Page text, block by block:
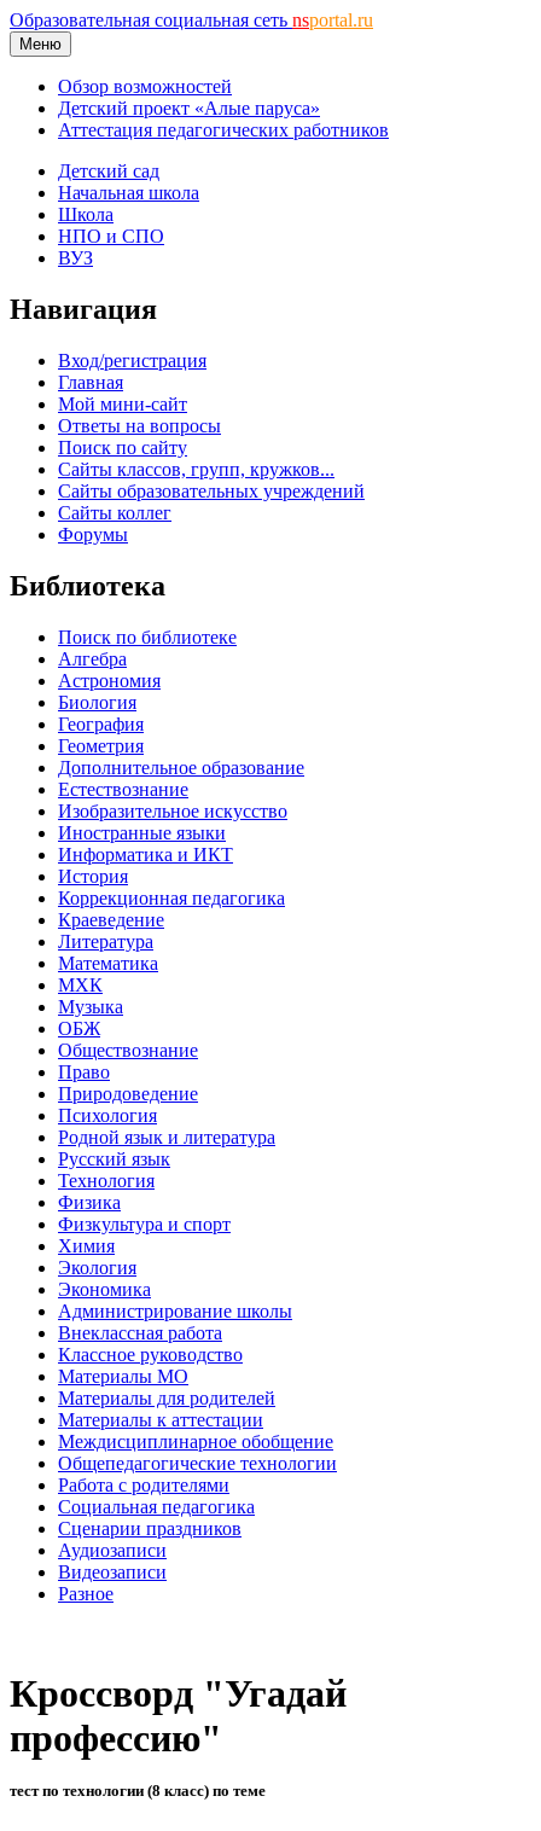
Образовательная социальная сеть nsportal.ru
Меню
Обзор возможностей
Детский проект «Алые паруса»
Аттестация педагогических работников
Детский сад
Начальная школа
Школа
НПО и СПО
ВУЗ
Навигация
Вход/регистрация
Главная
Мой мини-сайт
Ответы на вопросы
Поиск по сайту
Сайты классов, групп, кружков...
Сайты образовательных учреждений
Сайты коллег
Форумы
Библиотека
Поиск по библиотеке
Алгебра
Астрономия
Биология
География
Геометрия
Дополнительное образование
Естествознание
Изобразительное искусство
Иностранные языки
Информатика и ИКТ
История
Коррекционная педагогика
Краеведение
Литература
Математика
МХК
Музыка
ОБЖ
Обществознание
Право
Природоведение
Психология
Родной язык и литература
Русский язык
Технология
Физика
Физкультура и спорт
Химия
Экология
Экономика
Администрирование школы
Внеклассная работа
Классное руководство
Материалы МО
Материалы для родителей
Материалы к аттестации
Междисциплинарное обобщение
Общепедагогические технологии
Работа с родителями
Социальная педагогика
Сценарии праздников
Аудиозаписи
Видеозаписи
Разное
Кроссворд "Угадай
профессию"
тест по технологии (8 класс) по теме